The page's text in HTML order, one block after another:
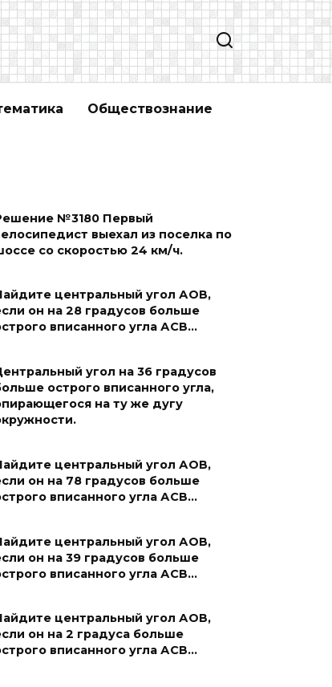
Обществознание
№3180 Первый
выехал из поселка по
со скоростью 24 км/ч.
центральный угол АОВ,
он на 28 градусов больше
вписанного угла АСВ…
угол на 36 градусов
острого вписанного угла,
на ту же дугу
центральный угол АОВ,
он на 78 градусов больше
вписанного угла АСВ…
центральный угол АОВ,
он на 39 градусов больше
вписанного угла АСВ…
центральный угол АОВ,
он на 2 градуса больше
вписанного угла АСВ…